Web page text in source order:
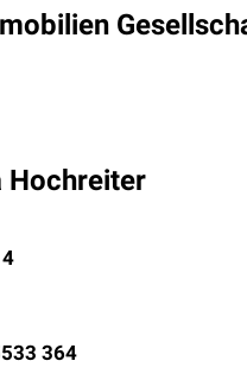
Hochreiter
364